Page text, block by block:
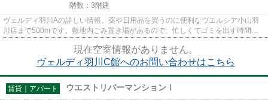
階数：3階建
ヴェルディ羽川Aの詳しい情報。薬や日用品を買うのに便利なウエルシア小山羽
川店まで500mです。敷地内ごみ置き場があるので、忙しくてゴミを出す時間が
ないという方も安心です。こちら...
現在空室情報がありません。
ヴェルディ羽川C館へのお問い合わせはこちら
賃貸｜アパート ウエストリバーマンションⅠ